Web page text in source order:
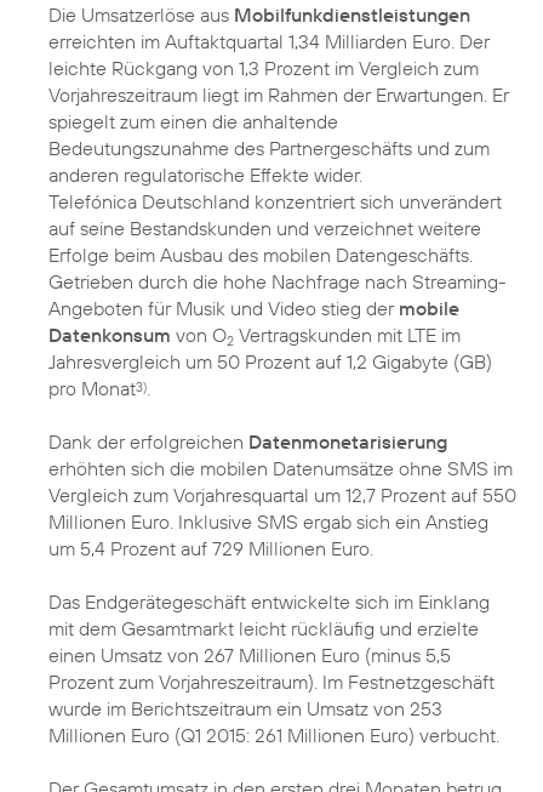
Die Umsatzerlöse aus Mobilfunkdienstleistungen
erreichten im Auftaktquartal 1,34 Milliarden Euro. Der
leichte Rückgang von 1,3 Prozent im Vergleich zum
Vorjahreszeitraum liegt im Rahmen der Erwartungen. Er
spiegelt zum einen die anhaltende
Bedeutungszunahme des Partnergeschäfts und zum
anderen regulatorische Effekte wider.
Telefónica Deutschland konzentriert sich unverändert
auf seine Bestandskunden und verzeichnet weitere
Erfolge beim Ausbau des mobilen Datengeschäfts.
Getrieben durch die hohe Nachfrage nach Streaming-
Angeboten für Musik und Video stieg der mobile
Datenkonsum von O2 Vertragskunden mit LTE im
Jahresvergleich um 50 Prozent auf 1,2 Gigabyte (GB)
pro Monat3)
Dank der erfolgreichen Datenmonetarisierung
erhöhten sich die mobilen Datenumsätze ohne SMS im
Vergleich zum Vorjahresquartal um 12,7 Prozent auf 550
Millionen Euro. Inklusive SMS ergab sich ein Anstieg
um 5,4 Prozent auf 729 Millionen Euro.
Das Endgerätegeschäft entwickelte sich im Einklang
mit dem Gesamtmarkt leicht rückläufig und erzielte
einen Umsatz von 267 Millionen Euro (minus 5,5
Prozent zum Vorjahreszeitraum). Im Festnetzgeschäft
wurde im Berichtszeitraum ein Umsatz von 253
Millionen Euro (Q1 2015: 261 Millionen Euro) verbucht.